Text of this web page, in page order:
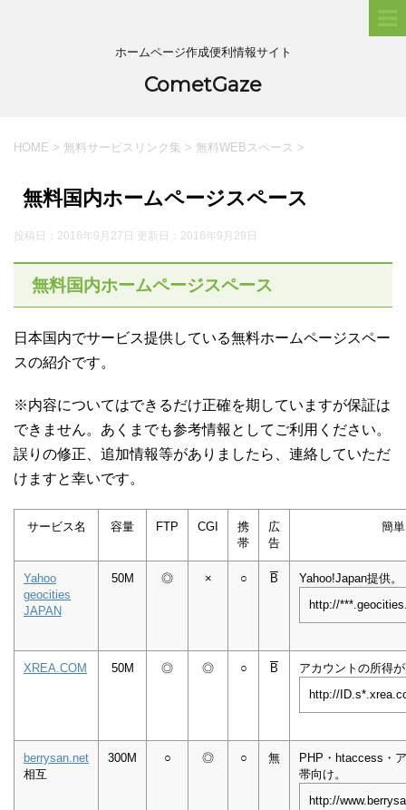
ホームページ作成便利情報サイト
CometGaze
HOME > 無料サービスリンク集 > 無料WEBスペース >
無料国内ホームページスペース
投稿日：2016年9月27日 更新日： 2016年9月29日
無料国内ホームページスペース
日本国内でサービス提供している無料ホームページスペー
スの紹介です。
※内容についてはできるだけ正確を期していますが保証は
できません。あくまでも参考情報としてご利用ください。
誤りの修正、追加情報等がありましたら、連絡していただ
けますと幸いです。
サービス名 容量 FTP CGI
携
帯
広
告
簡
Yahoo
geocities
JAPAN
50M ◎ × ○ B
Yahoo!Japan提供。
http://
XREA.COM 50M ◎ ◎ ○ B
アカウントの所得
http://
berrysan.net
相互
300M ○ ◎ ○ 無
PHP・htaccess・
帯向け。
http://